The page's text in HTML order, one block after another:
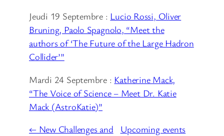
Jeudi 19 Septembre : Lucio Rossi, Oliver
Bruning, Paolo Spagnolo, “Meet the
authors of ‘The Future of the Large Hadron
Collider’”
Mardi 24 Septembre : Katherine Mack,
“The Voice of Science – Meet Dr. Katie
Mack (AstroKatie)”
← New Challenges and
Upcoming events